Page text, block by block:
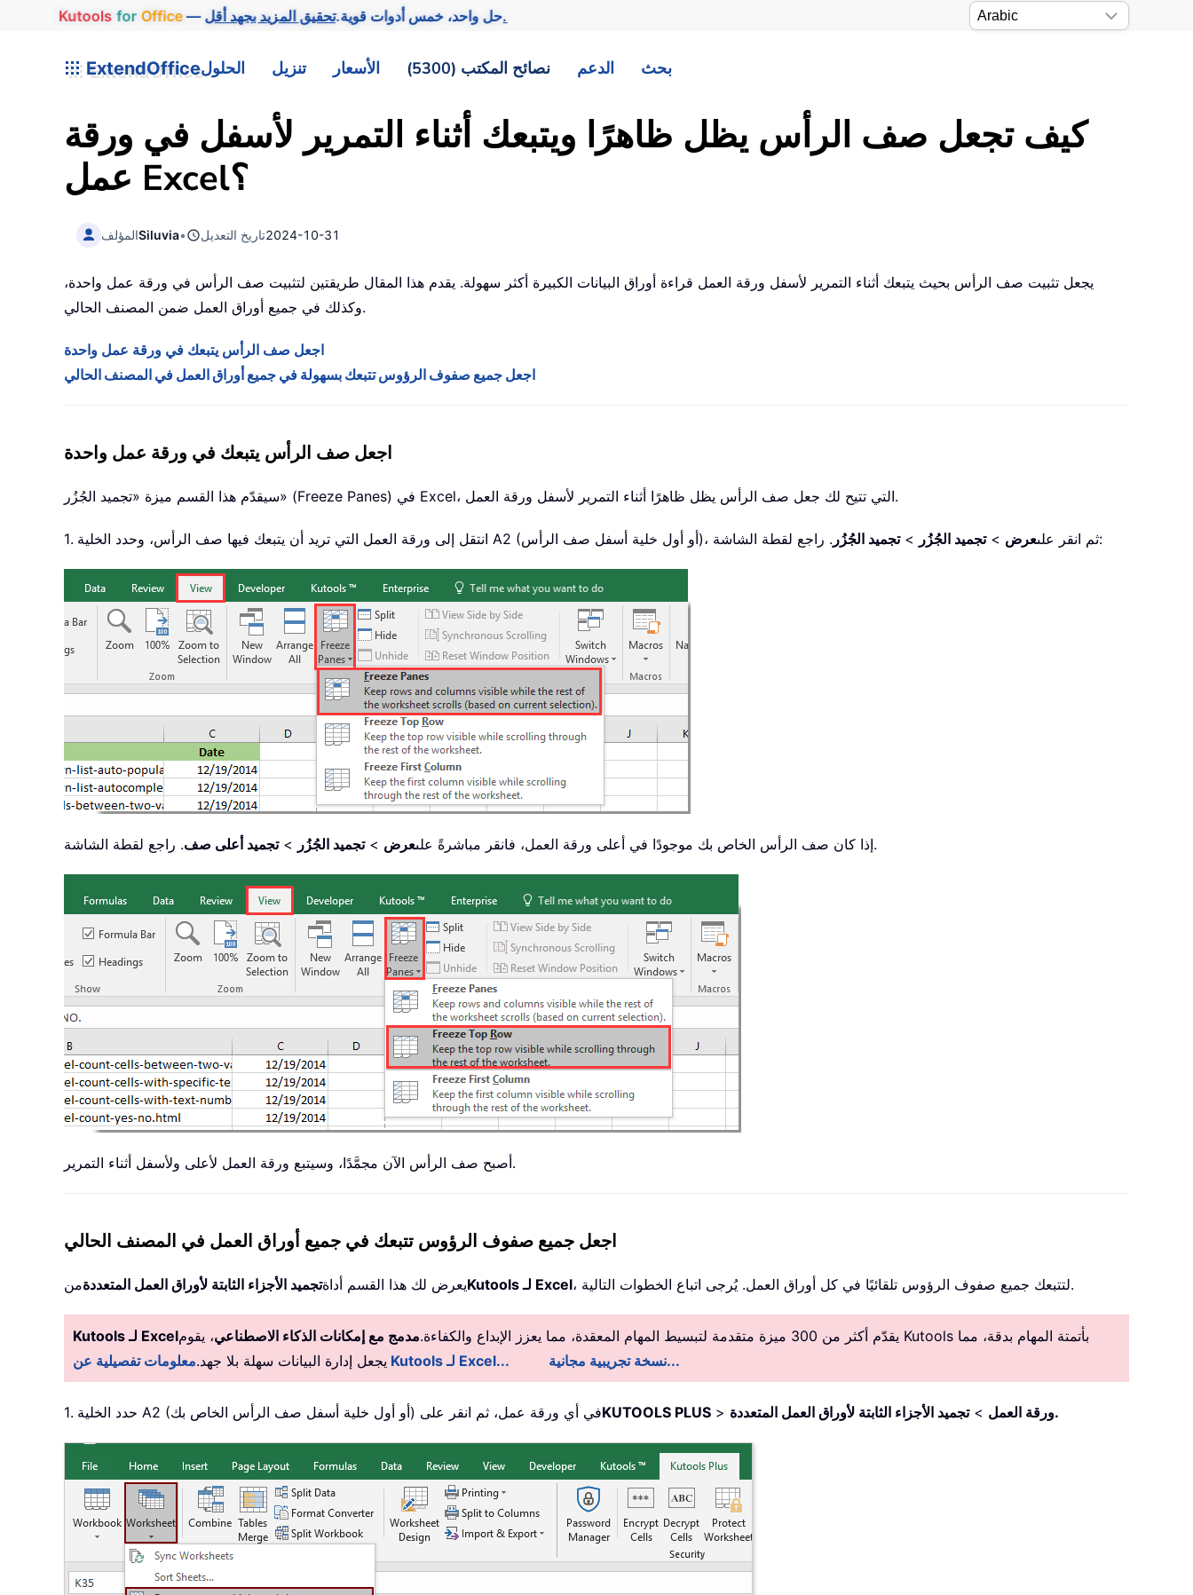
Kutools for Office — حل واحد، خمس أدوات قوية.تحقيق المزيد بجهد أقل.
ExtendOfficeالحلول تنزيل الأسعار نصائح المكتب (5300) الدعم بحث
كيف تجعل صف الرأس يظل ظاهرًا ويتبعك أثناء التمرير لأسفل في ورقة
عمل Excel؟
المؤلفSiluvia• تاريخ التعديل2024-10-31
يجعل تثبيت صف الرأس بحيث يتبعك أثناء التمرير لأسفل ورقة العمل قراءة أوراق البيانات الكبيرة أكثر سهولة. يقدم هذا المقال طريقتين لتثبيت صف الرأس في ورقة عمل واحدة،
وكذلك في جميع أوراق العمل ضمن المصنف الحالي.
اجعل صف الرأس يتبعك في ورقة عمل واحدة
اجعل جميع صفوف الرؤوس تتبعك بسهولة في جميع أوراق العمل في المصنف الحالي
اجعل صف الرأس يتبعك في ورقة عمل واحدة
سيقدّم هذا القسم ميزة «تجميد الجُزُر» (Freeze Panes) في Excel، التي تتيح لك جعل صف الرأس يظل ظاهرًا أثناء التمرير لأسفل ورقة العمل.
1. انتقل إلى ورقة العمل التي تريد أن يتبعك فيها صف الرأس، وحدد الخلية A2 (أو أول خلية أسفل صف الرأس)، ثم انقر علىعرض >تجميد الجُزُر >تجميد الجُزُر . راجع لقطة الشاشة:
إذا كان صف الرأس الخاص بك موجودًا في أعلى ورقة العمل، فانقر مباشرةً علىعرض >تجميد الجُزُر >تجميد أعلى صف . راجع لقطة الشاشة.
أصبح صف الرأس الآن مجمَّدًا، وسيتبع ورقة العمل لأعلى ولأسفل أثناء التمرير.
اجعل جميع صفوف الرؤوس تتبعك في جميع أوراق العمل في المصنف الحالي
يعرض لك هذا القسم أداةتجميد الأجزاء الثابتة لأوراق العمل المتعددةمن Kutools لـ Excel ، لتتبعك جميع صفوف الرؤوس تلقائيًا في كل أوراق العمل. يُرجى اتباع الخطوات التالية.
Kutools لـ Excel يقدّم أكثر من 300 ميزة متقدمة لتبسيط المهام المعقدة، مما يعزز الإبداع والكفاءة. مدمج مع إمكانات الذكاء الاصطناعي، يقوم Kutools بأتمتة المهام بدقة، مما
يجعل إدارة البيانات سهلة بلا جهد.
معلومات تفصيلية عن Kutools لـ Excel... نسخة تجريبية مجانية...
1. حدد الخلية A2 (أو أول خلية أسفل صف الرأس الخاص بك) في أي ورقة عمل، ثم انقر علىKUTOOLS PLUS > ورقة العمل > تجميد الأجزاء الثابتة لأوراق العمل المتعددة.